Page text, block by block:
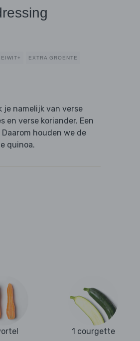
EIWIT+ EXTRA GROENTE
je namelijk van verse
en verse koriander. Een
houden we de
quinoa.
1 courgette